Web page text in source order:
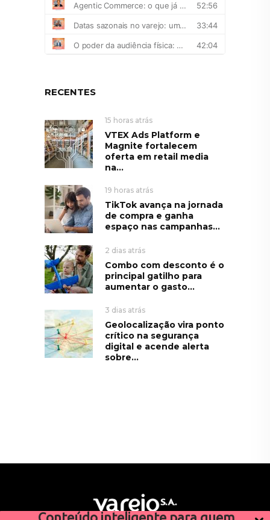
RECENTES
15 horas atrás
VTEX Ads Platform e
Magnite fortalecem
oferta em retail media
na...
19 horas atrás
TikTok avança na jornada
de compra e ganha
espaço nas campanhas...
2 dias atrás
Combo com desconto é o
principal gatilho para
aumentar o gasto...
3 dias atrás
Geolocalização vira ponto
crítico na segurança
digital e acende alerta
sobre...